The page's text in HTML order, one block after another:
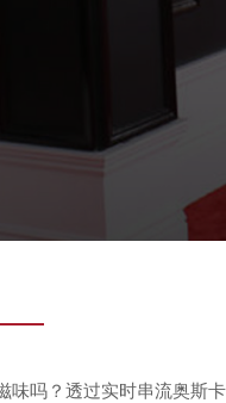
吗？透过实时串流奥斯